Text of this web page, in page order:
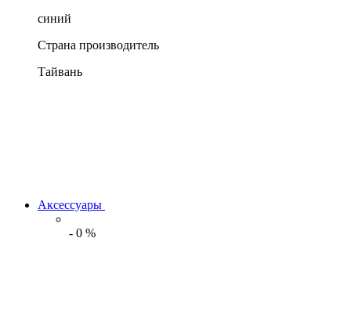
синий
Страна производитель
Тайвань
Аксессуары
- 0 %